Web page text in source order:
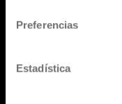
Preferencias
Estadística